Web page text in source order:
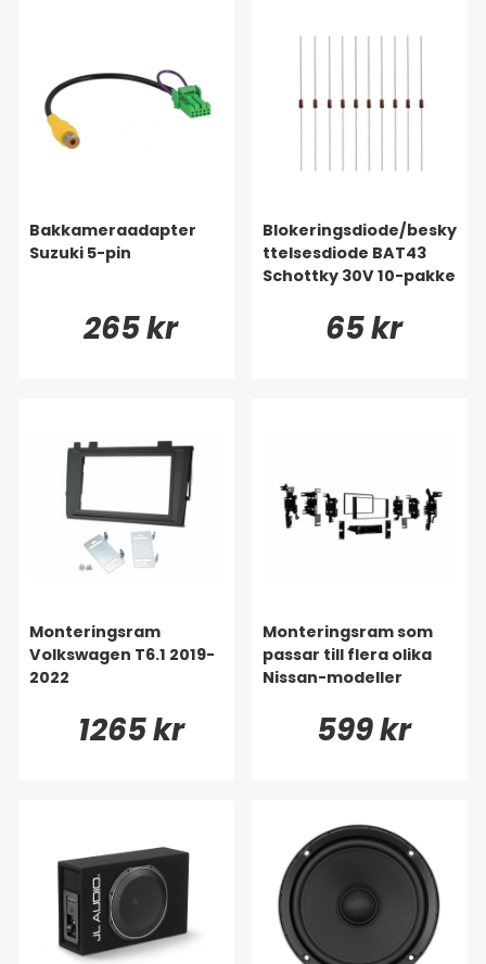
Bakkameraadapter
Suzuki 5-pin
265 kr
Blokeringsdiode/besky
ttelsesdiode BAT43
Schottky 30V 10-pakke
65 kr
Monteringsram
Volkswagen T6.1 2019-
2022
1265 kr
Monteringsram som
passar till flera olika
Nissan-modeller
599 kr